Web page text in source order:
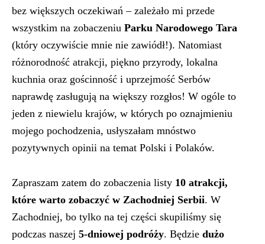
bez większych oczekiwań – zależało mi przede
wszystkim na zobaczeniu Parku Narodowego Tara
(który oczywiście mnie nie zawiódł!). Natomiast
różnorodność atrakcji, piękno przyrody, lokalna
kuchnia oraz gościnność i uprzejmość Serbów
naprawdę zasługują na większy rozgłos! W ogóle to
jeden z niewielu krajów, w których po oznajmieniu
mojego pochodzenia, usłyszałam mnóstwo
pozytywnych opinii na temat Polski i Polaków.
Zapraszam zatem do zobaczenia listy 10 atrakcji,
które warto zobaczyć w Zachodniej Serbii. W
Zachodniej, bo tylko na tej części skupiliśmy się
podczas naszej 5-dniowej podróży. Będzie dużo